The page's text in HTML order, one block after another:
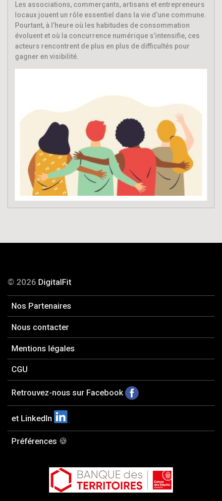
Les associations, commerçants, artisans et entrepreneurs
locaux jouent un rôle essentiel dans la vie d’une commune.
Pourtant, à l’heure où les habitudes de consommation
évoluent et où la concurrence numérique s’intensifie, ces
acteurs rencontrent de plus en plus de difficultés pour
gagner en visibilité.
© 2026 DigitalFit
Nos Partenaires
Nous contacter
Mentions légales
CGU
Retrouvez-nous sur Facebook
et LinkedIn
Préférences 🍪